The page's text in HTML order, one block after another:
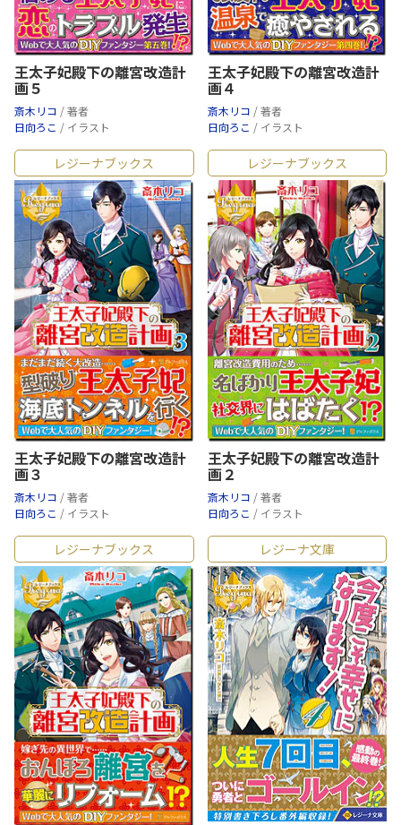
王太子妃殿下の離宮改造計
画５
斎木リコ / 著者
日向ろこ / イラスト
王太子妃殿下の離宮改造計
画４
斎木リコ / 著者
日向ろこ / イラスト
レジーナブックス
王太子妃殿下の離宮改造計
画３
斎木リコ / 著者
日向ろこ / イラスト
レジーナブックス
王太子妃殿下の離宮改造計
画２
斎木リコ / 著者
日向ろこ / イラスト
レジーナブックス レジーナ文庫